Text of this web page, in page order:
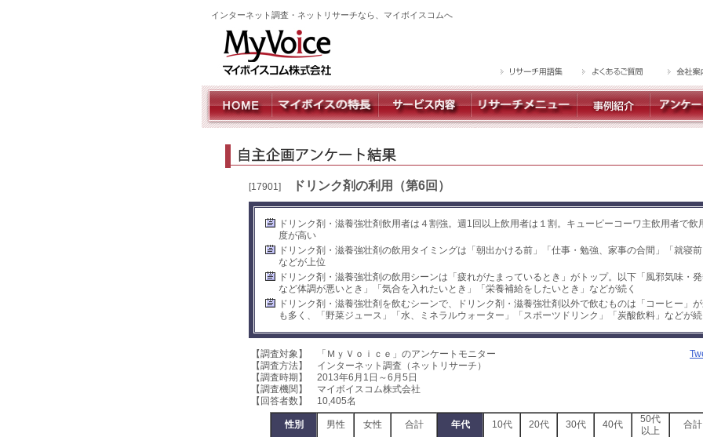
インターネット調査・ネットリサーチなら、マイボイスコムへ
[17901] ドリンク剤の利用（第6回）
ドリンク剤・滋養強壮剤飲用者は４割強。週1回以上飲用者は１割。キューピーコーワ主飲用者で飲
度が高い
ドリンク剤・滋養強壮剤の飲用タイミングは「朝出かける前」「仕事・勉強、家事の合間」「就寝
などが上位
ドリンク剤・滋養強壮剤の飲用シーンは「疲れがたまっているとき」がトップ。以下「風邪気味・
など体調が悪いとき」「気合を入れたいとき」「栄養補給をしたいとき」などが続く
ドリンク剤・滋養強壮剤を飲むシーンで、ドリンク剤・滋養強壮剤以外で飲むものは「コーヒー」
も多く、「野菜ジュース」「水、ミネラルウォーター」「スポーツドリンク」「炭酸飲料」などが
【調査対象】 「ＭｙＶｏｉｃｅ」のアンケートモニター
【調査方法】 インターネット調査（ネットリサーチ）
【調査時期】 2013年6月1日～6月5日
【調査機関】 マイボイスコム株式会社
【回答者数】 10,405名
性別 男性 女性 合計 年代 10代 20代 30代 40代
50代
以上
合計